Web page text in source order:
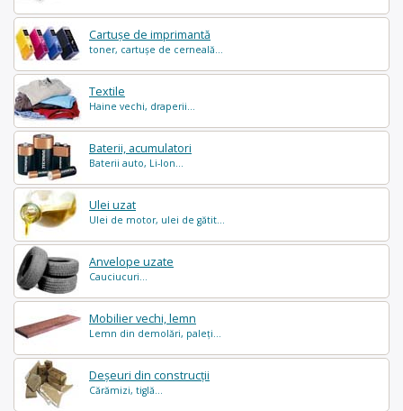
Cartușe de imprimantă
toner, cartușe de cerneală...
Textile
Haine vechi, draperii...
Baterii, acumulatori
Baterii auto, Li-Ion...
Ulei uzat
Ulei de motor, ulei de gătit...
Anvelope uzate
Cauciucuri...
Mobilier vechi, lemn
Lemn din demolări, paleți...
Deșeuri din construcții
Cărămizi, tiglă...